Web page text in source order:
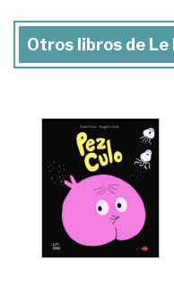
Otros libros de Le